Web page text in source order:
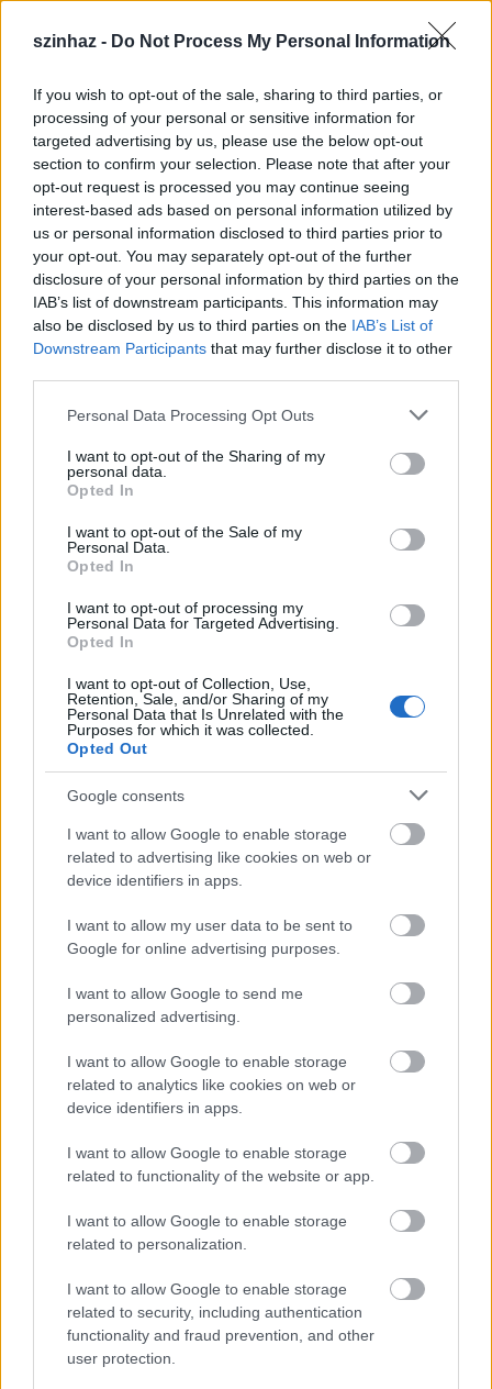
szinhaz - Do Not Process My Personal Information
If you wish to opt-out of the sale, sharing to third parties, or
processing of your personal or sensitive information for
targeted advertising by us, please use the below opt-out
section to confirm your selection. Please note that after your
opt-out request is processed you may continue seeing
interest-based ads based on personal information utilized by
us or personal information disclosed to third parties prior to
your opt-out. You may separately opt-out of the further
disclosure of your personal information by third parties on the
IAB’s list of downstream participants. This information may
also be disclosed by us to third parties on the IAB’s List of
Downstream Participants that may further disclose it to other
Please note that this website/app uses one or more Google
not limited to your visit or usage behaviour. You may click to
grant or deny consent to Google and its third-party tags to
use your data for below specified purposes in below Google
consent section.
Personal Data Processing Opt Outs
I want to opt-out of the Sharing of my
personal data.
Opted In
I want to opt-out of the Sale of my
Personal Data.
Opted In
I want to opt-out of processing my
Personal Data for Targeted Advertising.
Opted In
I want to opt-out of Collection, Use,
Retention, Sale, and/or Sharing of my
Personal Data that Is Unrelated with the
Purposes for which it was collected.
Opted Out
Google consents
I want to allow Google to enable storage
related to advertising like cookies on web or
device identifiers in apps.
I want to allow my user data to be sent to
Google for online advertising purposes.
I want to allow Google to send me
personalized advertising.
I want to allow Google to enable storage
related to analytics like cookies on web or
device identifiers in apps.
I want to allow Google to enable storage
related to functionality of the website or app.
I want to allow Google to enable storage
related to personalization.
I want to allow Google to enable storage
related to security, including authentication
functionality and fraud prevention, and other
user protection.
akik valaha kapcsolatban álltak vele, miért érzik úgy,
hogy a Péterrel való találkozás életre szóló
tapasztalatokkal gazdagította művészetlátásukat és
hétköznapjaikat egyaránt. Beszélgetőtársak:Jeles
András, Jordán Tamás, Lukáts Andor, Pauer
Gyula, Seth Tillet és St.Auby Tamás. Az est
moderátoraCan Togay.
Halász
Péter az
őrült
naplója
című
Színház).
Zsuzsa
varieté műsora. A fergeteges Halász-humort
Kecskés Karina, Krasznahorkai Ágnes, Lukáts
SzínházRossz Színházcsapata idézik fel.
Kari
GyörgyiKeresztes Tamásmegzenésítésében és
kíséretével
versét adja elő.Bozsik Yvette ésVati Tamás
Holtodiglancímű produkciójukból táncolnak el egy
részletet. Egri Márta Az aknaszedő feljegyzései,
Herczenik Anna
Halász-darabok híres betétdalait énekli. Novák Erik
és barátai NeanderRock nevű zenekara paleolitikus
rockot játszik.Antal IstvánJuszuf Tütü-tangózik.
Takátsy PéterTóth Jocóvala legendás Sanyi és
Aranka sorozatból improvizál.Kovács Olga
Halász Péterutolsó rendezéséből, az
Önbizalom
című előadásból.David Yengibarian
N.Y.-i vendége az egykori alkotótárs,Seth Tillet
varieté után meglepetésprogram várja az
érdeklődőket. A műsort hajnali kettőig tartó tánc
Az orrbárban 23.30-tól szabad a szó: bárki
megoszthatja - elmesélheti, eljátszhatja,
elénekelheti, felolvashatja, ízlés szerint -
Halász
kapcsolatos élményeit, jót és rosszat
egyaránt.
A program ingyenes.
Kapcsolódó anyagok: